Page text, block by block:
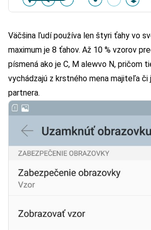
Väčšina ľudí používa len štyri ťahy vo
maximum je 8 ťahov. Až 10 % vzorov
písmená ako je C, M alewvo N, pričom
vychádzajú z krstného mena majiteľa
partnera.